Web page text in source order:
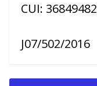
CUI: 36849482
J07/502/2016